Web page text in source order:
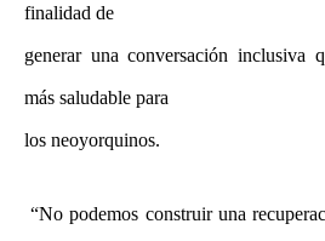
finalidad de
generar una conversación inclusiva
más saludable para
los neoyorquinos.
“No podemos construir una